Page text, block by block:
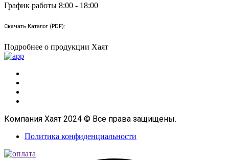
График работы 8:00 - 18:00
Скачать Каталог (PDF):
Подробнее о продукции Хаят
Компания Хаят 2024 © Все права защищены.
Политика конфиденциальности